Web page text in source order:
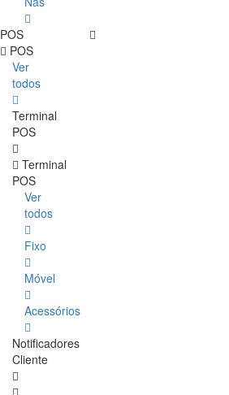
POS
POS
Ver
todos
Terminal
POS
Terminal
POS
Ver
todos
Fixo
Móvel
Acessórios
Notificadores
Cliente